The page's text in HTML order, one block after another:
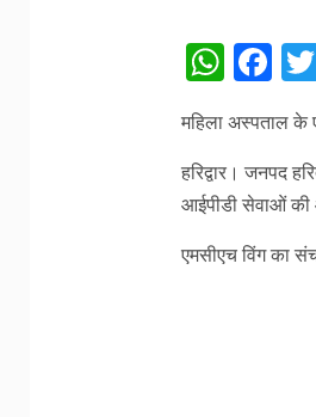
महिला अस्पताल के
हरिद्वार। जनपद
आईपीडी सेवाओं
एमसीएच विंग का